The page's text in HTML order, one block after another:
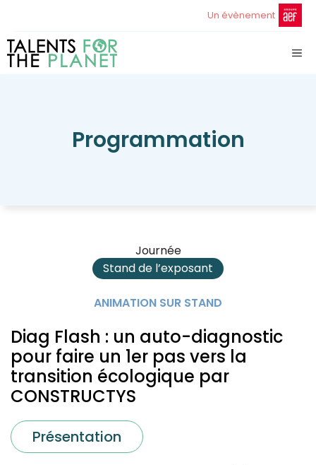
Un évènement
Programmation
Journée
Stand de l’exposant
ANIMATION SUR STAND
Diag Flash : un auto-diagnostic
pour faire un 1er pas vers la
transition écologique par
CONSTRUCTYS
Présentation